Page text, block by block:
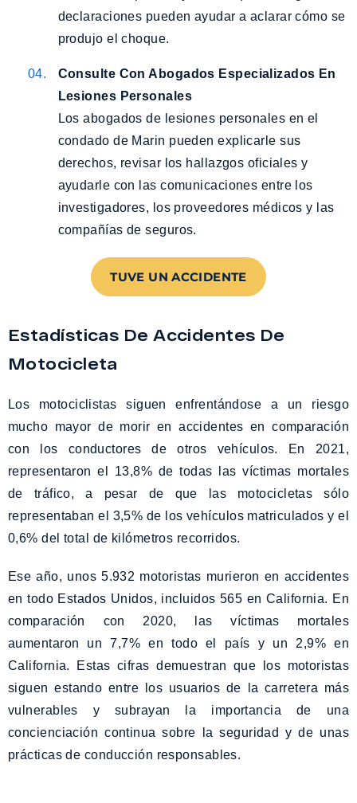
declaraciones pueden ayudar a aclarar cómo se
produjo el choque.
Consulte Con Abogados Especializados En
Lesiones Personales
Los abogados de lesiones personales en el
condado de Marin pueden explicarle sus
derechos, revisar los hallazgos oficiales y
ayudarle con las comunicaciones entre los
investigadores, los proveedores médicos y las
compañías de seguros.
TUVE UN ACCIDENTE
Estadísticas De Accidentes De
Motocicleta
Los motociclistas siguen enfrentándose a un riesgo
mucho mayor de morir en accidentes en comparación
con los conductores de otros vehículos. En 2021,
representaron el 13,8% de todas las víctimas mortales
de tráfico, a pesar de que las motocicletas sólo
representaban el 3,5% de los vehículos matriculados y el
0,6% del total de kilómetros recorridos.
Ese año, unos 5.932 motoristas murieron en accidentes
en todo Estados Unidos, incluidos 565 en California. En
comparación con 2020, las víctimas mortales
aumentaron un 7,7% en todo el país y un 2,9% en
California. Estas cifras demuestran que los motoristas
siguen estando entre los usuarios de la carretera más
vulnerables y subrayan la importancia de una
concienciación continua sobre la seguridad y de unas
prácticas de conducción responsables.